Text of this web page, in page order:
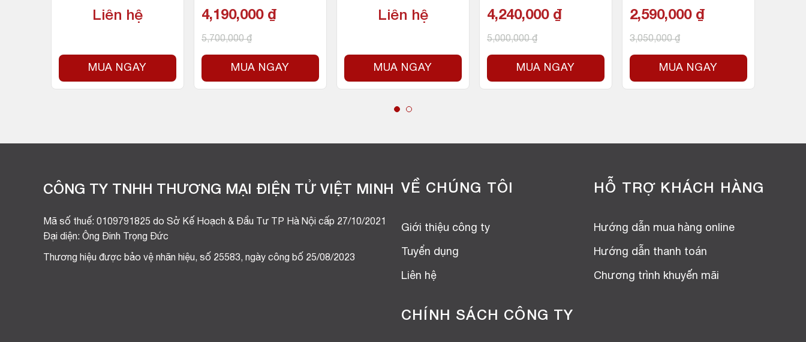
Liên hệ
MUA NGAY
65W) – Socket Intel LG
4,190,000 ₫
5,700,000₫
MUA NGAY
Hz (Trắng)Liên hệ
MUA NGAY
g, 16MB Cache, 65W) –
4,240,000 ₫
5,000,000₫
MUA NGAY
6MB Cache, 65W)
2,590,000 ₫
3,050,000₫
MUA NGAY
CÔNG TY TNHH THƯƠNG MẠI ĐIỆN TỬ VIỆT MINH
Mã số thuế: 0109791825 do Sở Kế Hoạch & Đầu Tư TP Hà Nội cấp 27/10/2021
Đại diện: Ông Đinh Trọng Đức
Thương hiệu được bảo vệ nhãn hiệu, số 25583, ngày công bố 25/08/2023
VỀ CHÚNG TÔI
Giới thiệu công ty
Tuyển dụng
Liên hệ
HỖ TRỢ KHÁCH HÀNG
Hướng dẫn mua hàng online
Hướng dẫn thanh toán
Chương trình khuyến mãi
CHÍNH SÁCH CÔNG TY